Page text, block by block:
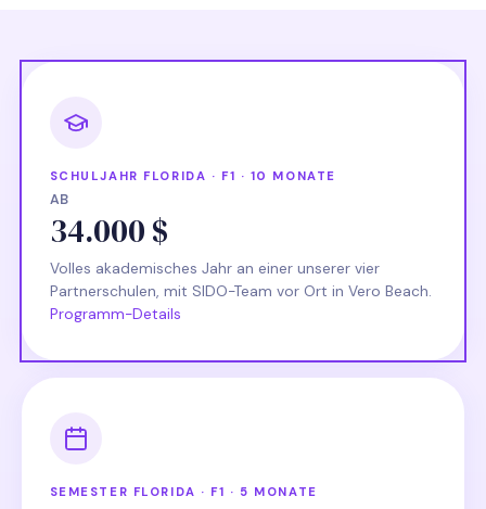
SCHULJAHR FLORIDA · F1 · 10 MONATE
AB
34.000 $
Volles akademisches Jahr an einer unserer vier
Partnerschulen, mit SIDO-Team vor Ort in Vero Beach.
Programm-Details
SEMESTER FLORIDA · F1 · 5 MONATE